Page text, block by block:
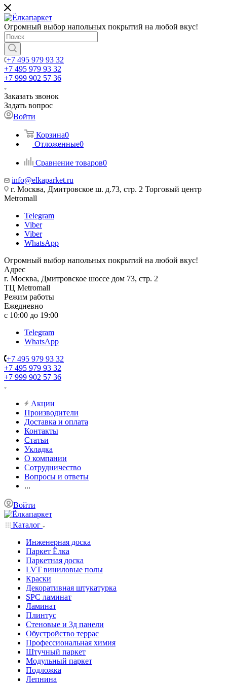
Огромный выбор напольных покрытий на любой вкус!
+7 495 979 93 32
+7 495 979 93 32
+7 999 902 57 36
Заказать звонок
Задать вопрос
Войти
Корзина0
Отложенные0
Сравнение товаров0
info@elkaparket.ru
г. Москва, Дмитровское ш. д.73, стр. 2 Торговый центр
Metromall
Telegram
Viber
Viber
WhatsApp
Огромный выбор напольных покрытий на любой вкус!
Адрес
г. Москва, Дмитровское шоссе дом 73, стр. 2
ТЦ Metromall
Режим работы
Ежедневно
с 10:00 до 19:00
Telegram
WhatsApp
+7 495 979 93 32
+7 495 979 93 32
+7 999 902 57 36
Акции
Производители
Доставка и оплата
Контакты
Статьи
Укладка
О компании
Сотрудничество
Вопросы и ответы
...
Войти
Каталог
Инженерная доска
Паркет Ёлка
Паркетная доска
LVT виниловые полы
Краски
Декоративная штукатурка
SPC ламинат
Ламинат
Плинтус
Стеновые и 3д панели
Обустройство террас
Профессиональная химия
Штучный паркет
Модульный паркет
Подложка
Лепнина